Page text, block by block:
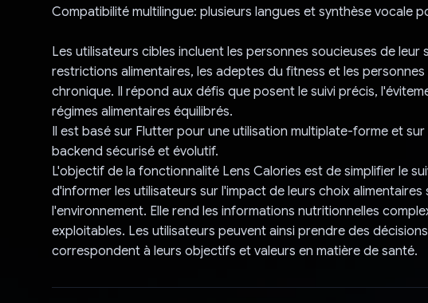
Compatibilité multilingue: plusieurs langues et synthèse vocale
Les utilisateurs cibles incluent les personnes soucieuses de leur
restrictions alimentaires, les adeptes du fitness et les
chronique. Il répond aux défis que posent le suivi précis,
régimes alimentaires équilibrés.
Il est basé sur Flutter pour une utilisation multiplate-forme et
backend sécurisé et évolutif.
L'objectif de la fonctionnalité Lens Calories est de simplifier le
d'informer les utilisateurs sur l'impact de leurs choix alimentaires
l'environnement. Elle rend les informations nutritionnelles
exploitables. Les utilisateurs peuvent ainsi prendre des
correspondent à leurs objectifs et valeurs en matière de santé.